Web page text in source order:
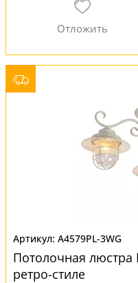
A4579PL-3WG
Потолочная люстра
ретро-стиле